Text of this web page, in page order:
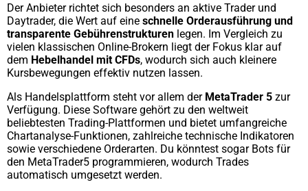
Der Anbieter richtet sich besonders an aktive Trader und
Daytrader, die Wert auf eine schnelle Orderausführung und
transparente Gebührenstrukturen legen. Im Vergleich zu
vielen klassischen Online-Brokern liegt der Fokus klar auf
dem Hebelhandel mit CFDs, wodurch sich auch kleinere
Kursbewegungen effektiv nutzen lassen.
Als Handelsplattform steht vor allem der MetaTrader 5 zur
Verfügung. Diese Software gehört zu den weltweit
beliebtesten Trading-Plattformen und bietet umfangreiche
Chartanalyse-Funktionen, zahlreiche technische Indikatoren
sowie verschiedene Orderarten. Du könntest sogar Bots für
den MetaTrader5 programmieren, wodurch Trades
automatisch umgesetzt werden.